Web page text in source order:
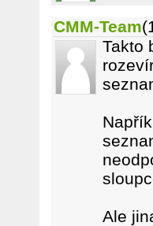
CMM-Team
Takto
Ale